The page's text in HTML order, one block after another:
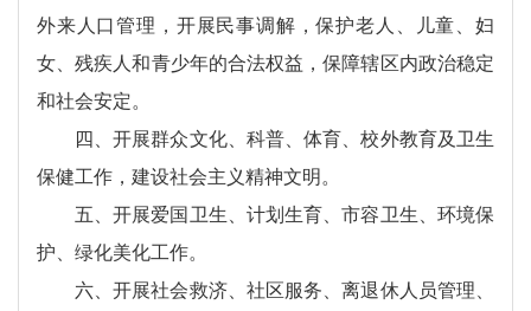
外来人口管理，开展民事调解，保护老人、儿童、妇
女、残疾人和青少年的合法权益，保障辖区内政治稳定
和社会安定。
四、开展群众文化、科普、体育、校外教育及卫生
保健工作，建设社会主义精神文明。
五、开展爱国卫生、计划生育、市容卫生、环境保
护、绿化美化工作。
六、开展社会救济、社区服务、离退休人员管理、